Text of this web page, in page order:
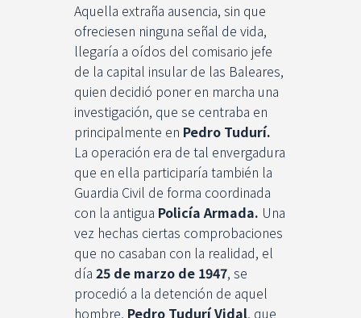
Aquella extraña ausencia, sin que
ofreciesen ninguna señal de vida,
llegaría a oídos del comisario jefe
de la capital insular de las Baleares,
quien decidió poner en marcha una
investigación, que se centraba en
principalmente en Pedro Tudurí.
La operación era de tal envergadura
que en ella participaría también la
Guardia Civil de forma coordinada
con la antigua Policía Armada. Una
vez hechas ciertas comprobaciones
que no casaban con la realidad, el
día 25 de marzo de 1947, se
procedió a la detención de aquel
hombre, Pedro Tudurí Vidal, que